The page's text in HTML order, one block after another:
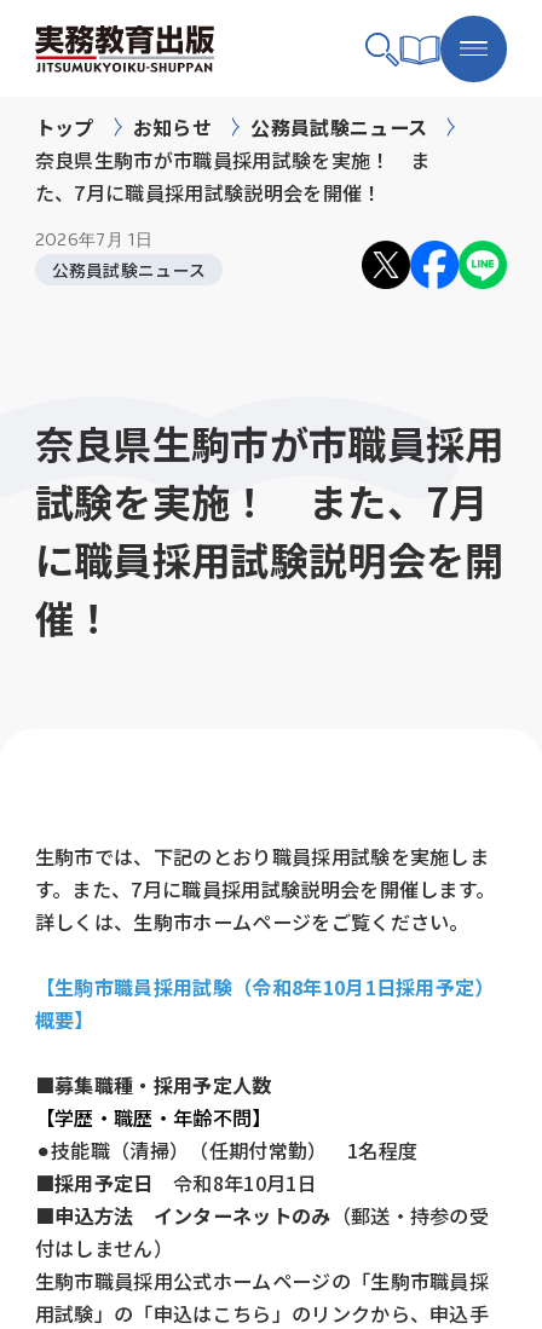
トップ お知らせ
公務員試験ニュース
奈良県生駒市が市職員採用試験を実施！ ま
た、7月に職員採用試験説明会を開催！
2026年7月 1日
公務員試験ニュース
奈良県生駒市が市職員採用
試験を実施！ また、7月
に職員採用試験説明会を開
催！
生駒市では、下記のとおり職員採用試験を実施しま
す。また、7月に職員採用試験説明会を開催します。
詳しくは、生駒市ホームページをご覧ください。
【生駒市職員採用試験（令和8年10月1日採用予定）
概要】
■募集職種・採用予定人数
【学歴・職歴・年齢不問】
⚫︎技能職（清掃）（任期付常勤） 1名程度
■採用予定日
令和8年10月1日
■申込方法
インターネットのみ （郵送・持参の受
付はしません）
生駒市職員採用公式ホームページの「生駒市職員採
用試験」の「申込はこちら」のリンクから、申込手